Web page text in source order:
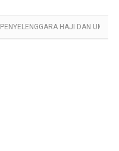
PENYELENGGARA HAJI DAN UMROH